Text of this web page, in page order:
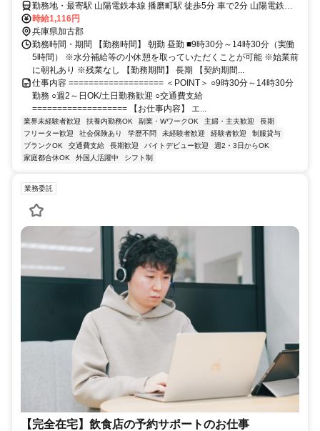
勤務地・最寄駅 山陽電鉄本線 播磨町駅 徒歩5分 車で2分 山陽電鉄本
線 西二見駅 徒歩17分 車で4分 JR山陽本線(神戸線)(神戸～姫路) 土山
駅 車で4分 ★交通費支給 ★マイカー通勤・車通勤OK ※駐車場あり
時給1,116円
兵庫県加古郡
勤務時間・期間 【勤務時間】 朝勤 昼勤 ■9時30分～14時30分（実働
5時間） ※水分補給等の小休憩を取っていただくことが可能 ※始業前
に朝礼あり ※残業なし 【勤務期間】 長期 【契約期間...
仕事内容 =================== ＜POINT＞ ○9時30分～14時30分
勤務 ○週2～日OK/土日勤務歓迎 ○交通費支給
=================== 【お仕事内容】 エ...
業界未経験者歓迎 扶養内勤務OK 副業・WワークOK 主婦・主夫歓迎
長期
フリーター歓迎
社会保険あり 学歴不問 未経験者歓迎 経験者歓迎
制服貸与
ブランクOK
交通費支給 長期歓迎 バイトデビュー歓迎
週2・3日からOK
家庭都合休OK
外国人活躍中 シフト制
業務委託
【完全在宅】飲食店の予約サポートのお仕事